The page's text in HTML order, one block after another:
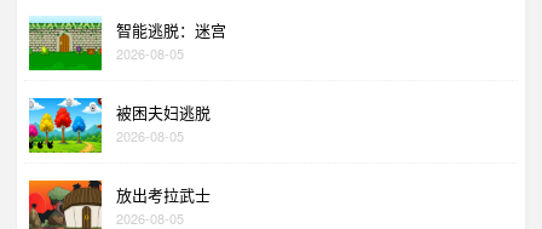
智能逃脱：迷宫
2026-08-05
被困夫妇逃脱
2026-08-05
放出考拉武士
2026-08-05